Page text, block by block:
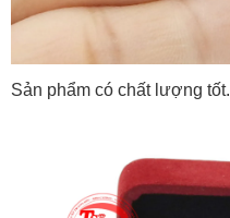
Sản phẩm có chất lượng tốt.